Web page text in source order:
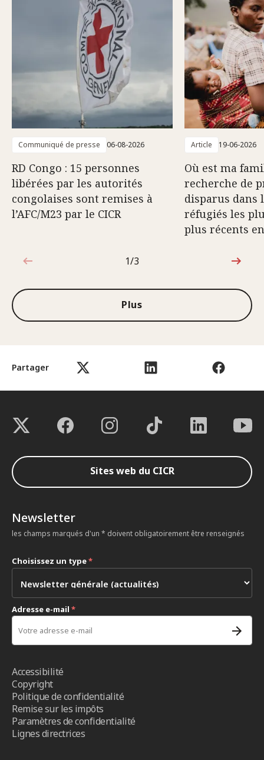
Partager
Communiqué de presse 06-08-2026
RD Congo : 15 personnes
libérées par les autorités
congolaises sont remises à
l’AFC/M23 par le CICR
Article 19-06-2026
Où est ma
recherche de
disparus dans
réfugiés les
plus récents
1sur3
1/3
Plus
Sites web du CICR
Newsletter
les champs marqués d'un * doivent obligatoirement être renseignés
Choisissez un type*
Adresse e-mail *
Accessibilité
Copyright
Politique de confidentialité
Remise sur les impôts
Paramètres de confidentialité
Lignes directrices